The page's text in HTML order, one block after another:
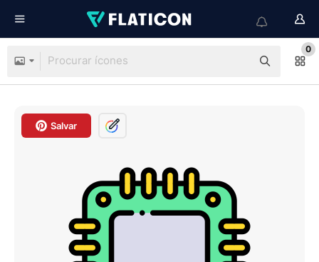
0
Salvar